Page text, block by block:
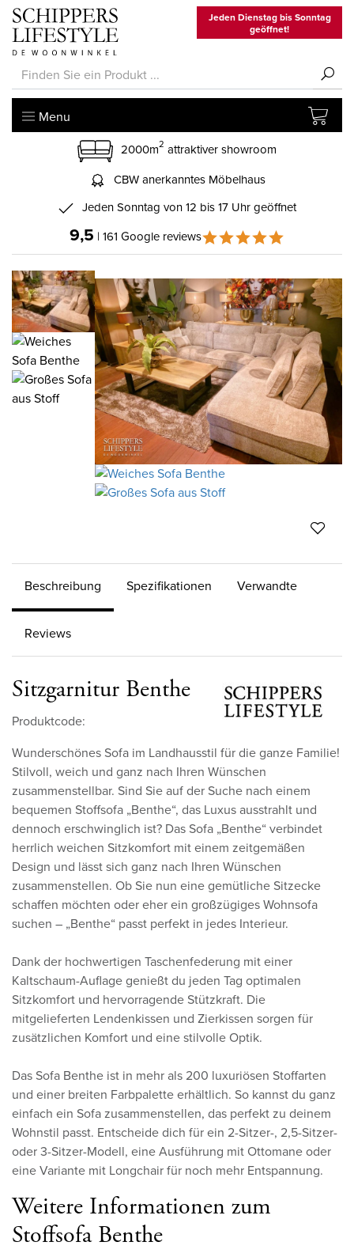
Jeden Dienstag bis Sonntag
geöffnet!
Menu
2000m2 attraktiver showroom
CBW anerkanntes Möbelhaus
Jeden Sonntag von 12 bis 17 Uhr geöffnet
9,5 | 161 Google reviews
Beschreibung Spezifikationen Verwandte
Reviews
Sitzgarnitur Benthe
Produktcode:
Wunderschönes Sofa im Landhausstil für die ganze Familie!
Stilvoll, weich und ganz nach Ihren Wünschen
zusammenstellbar. Sind Sie auf der Suche nach einem
bequemen Stoffsofa „Benthe“, das Luxus ausstrahlt und
dennoch erschwinglich ist? Das Sofa „Benthe“ verbindet
herrlich weichen Sitzkomfort mit einem zeitgemäßen
Design und lässt sich ganz nach Ihren Wünschen
zusammenstellen. Ob Sie nun eine gemütliche Sitzecke
schaffen möchten oder eher ein großzügiges Wohnsofa
suchen – „Benthe“ passt perfekt in jedes Interieur.
Dank der hochwertigen Taschenfederung mit einer
Kaltschaum-Auflage genießt du jeden Tag optimalen
Sitzkomfort und hervorragende Stützkraft. Die
mitgelieferten Lendenkissen und Zierkissen sorgen für
zusätzlichen Komfort und eine stilvolle Optik.
Das Sofa Benthe ist in mehr als 200 luxuriösen Stoffarten
und einer breiten Farbpalette erhältlich. So kannst du ganz
einfach ein Sofa zusammenstellen, das perfekt zu deinem
Wohnstil passt. Entscheide dich für ein 2-Sitzer-, 2,5-Sitzer-
oder 3-Sitzer-Modell, eine Ausführung mit Ottomane oder
eine Variante mit Longchair für noch mehr Entspannung.
Weitere Informationen zum
Stoffsofa Benthe